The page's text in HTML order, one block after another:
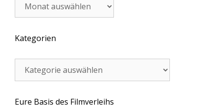
Kategorien
Eure Basis des Filmverleihs